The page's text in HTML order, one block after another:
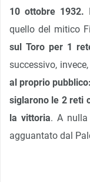
10 ottobre 1932.
quello del mitico
sul Toro per 1
successivo,
al proprio
siglarono le 2 reti
la vittoria. A nulla
agguantato dal